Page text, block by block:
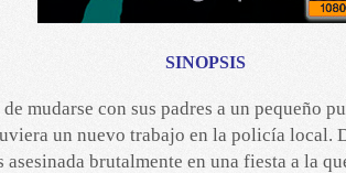
SINOPSIS
mudarse con sus padres a un pequeño
un nuevo trabajo en la policía local.
asesinada brutalmente en una fiesta a la